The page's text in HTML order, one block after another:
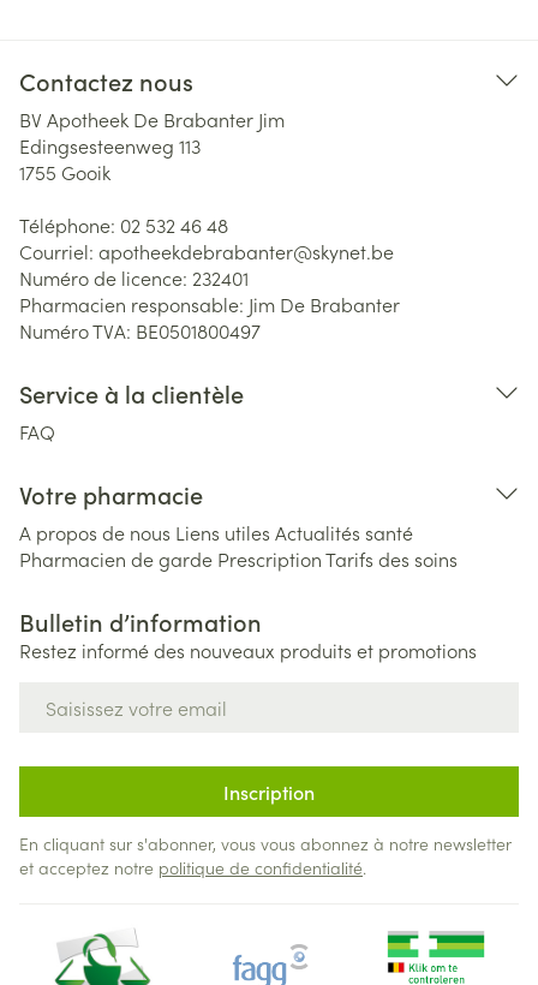
Contactez nous
BV Apotheek De Brabanter Jim
Edingsesteenweg 113
1755 Gooik
Téléphone: 02 532 46 48
Courriel: apotheekdebrabanter@skynet.be
Numéro de licence: 232401
Pharmacien responsable: Jim De Brabanter
Numéro TVA: BE0501800497
Service à la clientèle
FAQ
Votre pharmacie
A propos de nous Liens utiles Actualités santé
Pharmacien de garde PrescriptionTarifs des soins
Bulletin d’information
Restez informé des nouveaux produits et promotions
Inscription
En cliquant sur s'abonner, vous vous abonnez à notre newsletter
et acceptez notre politique de confidentialité.